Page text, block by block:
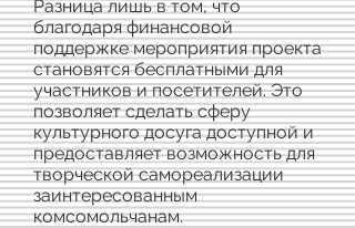
Разница лишь в том, что
благодаря финансовой
поддержке мероприятия проекта
становятся бесплатными для
участников и посетителей. Это
позволяет сделать сферу
культурного досуга доступной и
предоставляет возможность для
творческой самореализации
заинтересованным
комсомольчанам.